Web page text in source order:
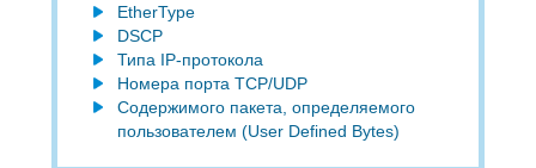
EtherType
DSCP
Типа IP-протокола
Номера порта TCP/UDP
Содержимого пакета, определяемого
пользователем (User Defined Bytes)